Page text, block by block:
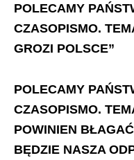
POLECAMY
CZASOPISMO.
GROZI POLSCE”
POLECAMY
CZASOPISMO.
POWINIEN
BĘDZIE NASZA